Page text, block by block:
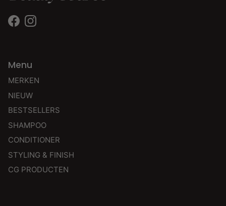
FacebookInstagram
Menu
MERKEN
NIEUW
BESTSELLERS
SHAMPOO
CONDITIONER
STYLING & FINISH
CG PRODUCTEN